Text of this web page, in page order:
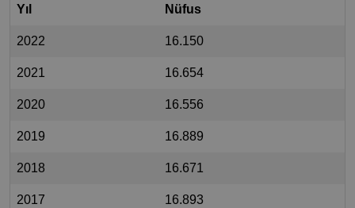
Yıl Nüfus
2022 16.150
2021 16.654
2020 16.556
2019 16.889
2018 16.671
2017 16.893